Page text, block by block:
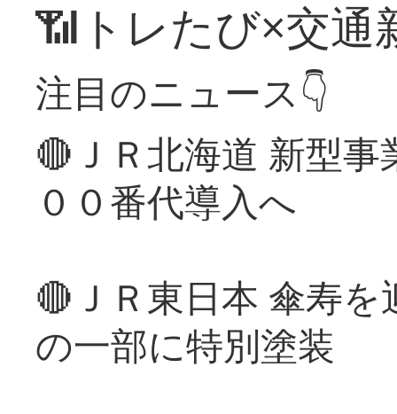
📶トレたび×交通
注目のニュース👇
🔴ＪＲ北海道 新型
００番代導入へ
🔴ＪＲ東日本 傘寿
の一部に特別塗装